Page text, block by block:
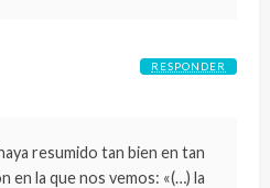
resumido tan bien en tan
en la que nos vemos: «(…) la
RESPONDER